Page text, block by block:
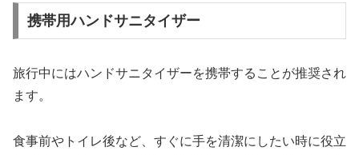
携帯用ハンドサニタイザー
旅行中にはハンドサニタイザーを携帯することが推奨され
ます。
食事前やトイレ後など、すぐに手を清潔にしたい時に役立